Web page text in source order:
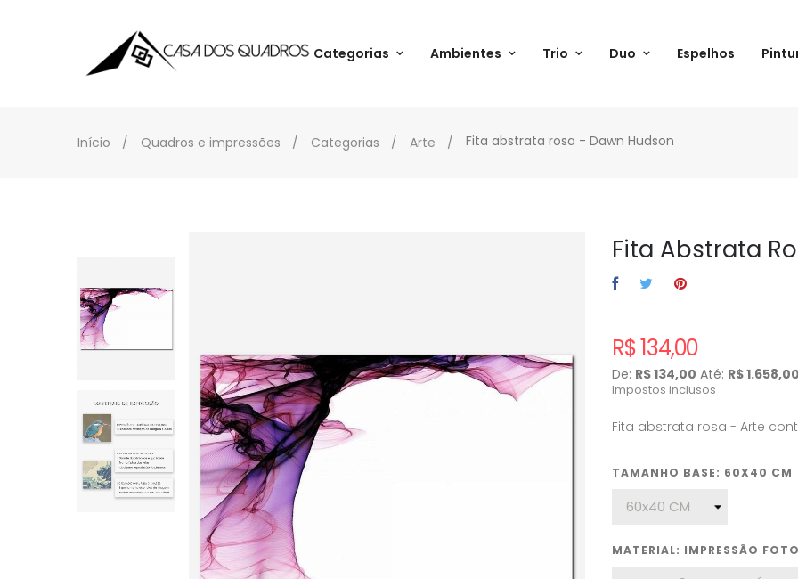
Categorias Ambientes Trio Duo Espelhos
Início Quadros e impressões Categorias Arte Fita abstrata rosa - Dawn Hudson
Fita Abstrata
R$ 134,00
De: R$ 134,00 Até: R$ 1.658,00
Impostos inclusos
Fita abstrata rosa - Arte
TAMANHO BASE: 60X40 CM
MATERIAL: IMPRESSÃO